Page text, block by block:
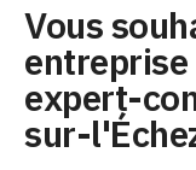
Vous
entreprise
expert-
sur-